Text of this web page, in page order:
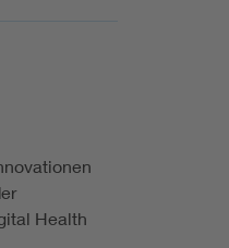
Health